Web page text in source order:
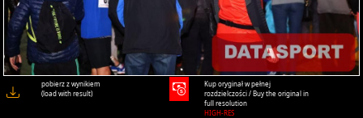
pobierz z wynikiem
(load with result)
Kup oryginał w pełnej
rozdzielczości / Buy the original in
full resolution
HIGH-RES